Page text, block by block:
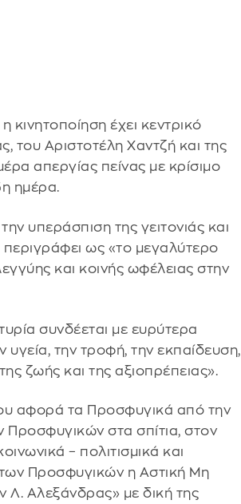
έχει κεντρικό
του Αριστοτέλη Χαντζή και της
απεργίας πείνας με κρίσιμο
ημέρα.
υπεράσπιση της γειτονιάς και
ως «το μεγαλύτερο
και κοινής ωφέλειας στην
συνδέεται με ευρύτερα
την τροφή, την εκπαίδευση,
ζωής και της αξιοπρέπειας».
αφορά τα Προσφυγικά από την
Προσφυγικών στα σπίτια, στον
– πολιτισμικά και
Προσφυγικών η Αστική Μη
Λ. Αλεξάνδρας» με δική της